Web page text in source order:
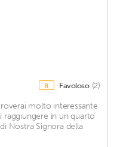
8 Favoloso (2)
molto interessante
raggiungere in un quarto
Nostra Signora della